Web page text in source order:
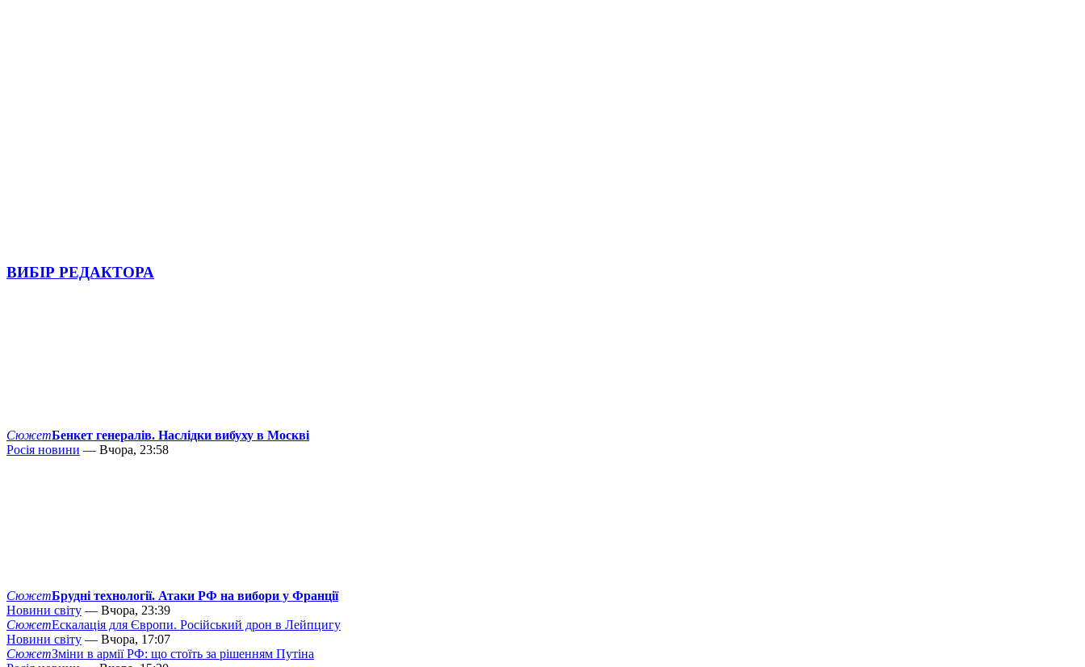
ВИБІР РЕДАКТОРА
СюжетБенкет генералів. Наслідки вибуху в Москві
Росія новини — Вчора, 23:58
СюжетБрудні технології. Атаки РФ на вибори у Франції
Новини світу — Вчора, 23:39
СюжетЕскалація для Європи. Російський дрон в Лейпцигу
Новини світу — Вчора, 17:07
СюжетЗміни в армії РФ: що стоїть за рішенням Путіна